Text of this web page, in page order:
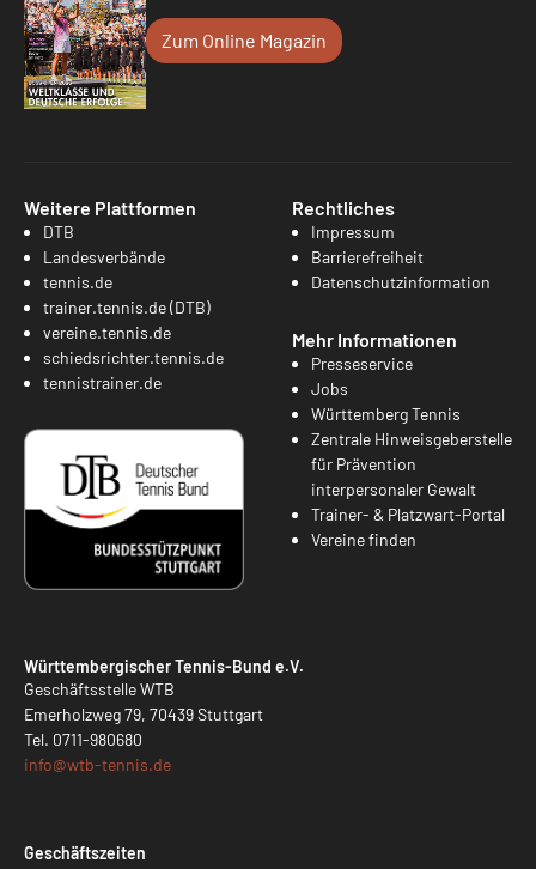
Zum Online Magazin
Weitere Plattformen
DTB
Landesverbände
tennis.de
trainer.tennis.de (DTB)
vereine.tennis.de
schiedsrichter.tennis.de
tennistrainer.de
Rechtliches
Impressum
Barrierefreiheit
Datenschutzinformation
Mehr Informationen
Presseservice
Jobs
Württemberg Tennis
Zentrale Hinweisgeberstelle
für Prävention
interpersonaler Gewalt
Trainer- & Platzwart-Portal
Vereine finden
Württembergischer Tennis-Bund e.V.
Geschäftsstelle WTB
Emerholzweg 79, 70439 Stuttgart
Tel. 0711-980680
info@wtb-tennis.de
Geschäftszeiten